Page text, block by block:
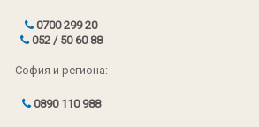
0700 299 20
052 / 50 60 88
София и региона:
0890 110 988